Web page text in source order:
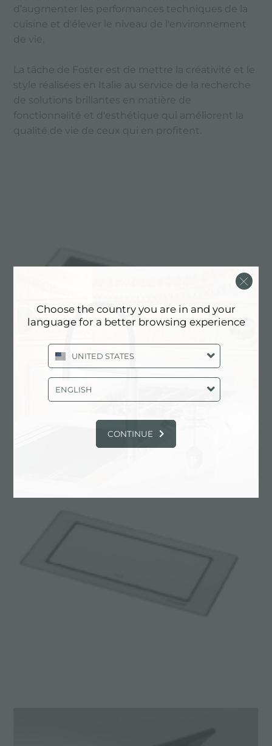
d'augmenter les performances techniques de la
cuisine et d'élever le niveau de l'environnement
de vie.
La tâche de Foster est de mettre la créativité et le
style réalisées en Italie au service de la recherche
de solutions brillantes en matière de
fonctionnalité et d'esthétique qui améliorent la
qualité de vie de ceux qui en profitent.
Choose the country you are in and your
language for a better browsing experience
UNITED STATES
ENGLISH
CONTINUE